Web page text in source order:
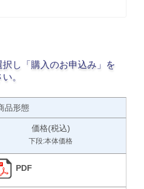
し「購入のお申込み」を
。
品形態
価格(税込)
下段:本体価格
PDF